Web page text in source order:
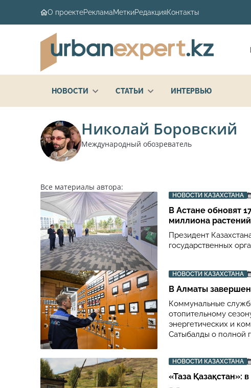
О проектеРекламаМеткиРедакцияКонтакты
НОВОСТИ СТАТЬИ ИНТЕРВЬЮ
Николай Боровский
Международный обозреватель
Все материалы автора:
НОВОСТИ КАЗАХСТАНА
В Астане обновят
миллиона растений
Президент
государственных
НОВОСТИ КАЗАХСТАНА
​В Алматы
Коммунальные
отопительному
энергетических и
Сатыбалды о полной
НОВОСТИ КАЗАХСТАНА
«Таза Қазақстан»: